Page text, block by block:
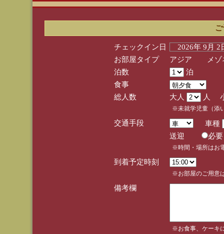
チェックイン日
2026年 9月
お部屋タイプ
アジア メゾネ
泊数
泊
食事
総人数
大人 人
※未就学児童（添
交通手段
車種
送迎
※時間・場所はお
到着予定時刻
※お部屋のご用意
備考欄
※お食事、ケーキ